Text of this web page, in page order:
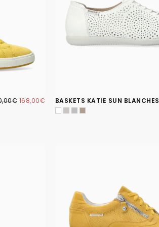
PRIX
168,00€ BASKETS KATIE SUN BLANCHES